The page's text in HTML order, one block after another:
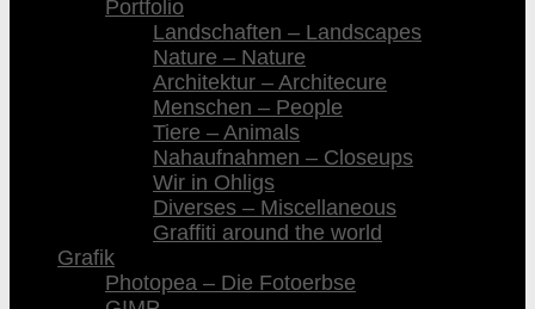
Portfolio
Landschaften – Landscapes
Nature – Nature
Architektur – Architecure
Menschen – People
Tiere – Animals
Nahaufnahmen – Closeups
Wir in Ohligs
Diverses – Miscellaneous
Graffiti around the world
Grafik
Photopea – Die Fotoerbse